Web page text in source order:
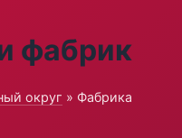
фабрик
округ » Фабрика